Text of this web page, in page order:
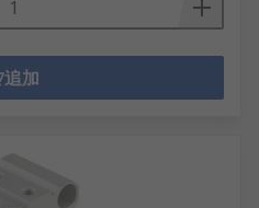
追加